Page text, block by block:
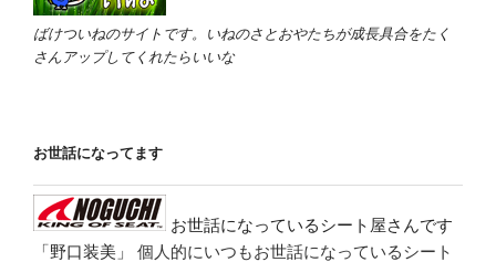
ばけついねのサイトです。いねのさとおやたちが成長具合をたく
さんアップしてくれたらいいな
お世話になってます
お世話になっているシート屋さんです
「野口装美」
個人的にいつもお世話になっているシート